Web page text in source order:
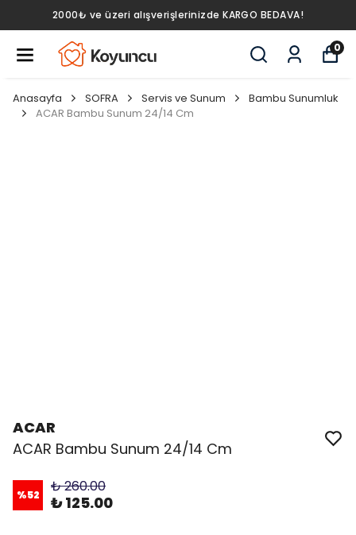
2000₺ ve üzeri alışverişlerinizde KARGO BEDAVA!
0
Anasayfa SOFRA Servis ve Sunum
Bambu Sunumluk
ACAR Bambu Sunum 24/14 Cm
ACAR
ACAR Bambu Sunum 24/14 Cm
%52 ₺ 260.00
₺ 125.00